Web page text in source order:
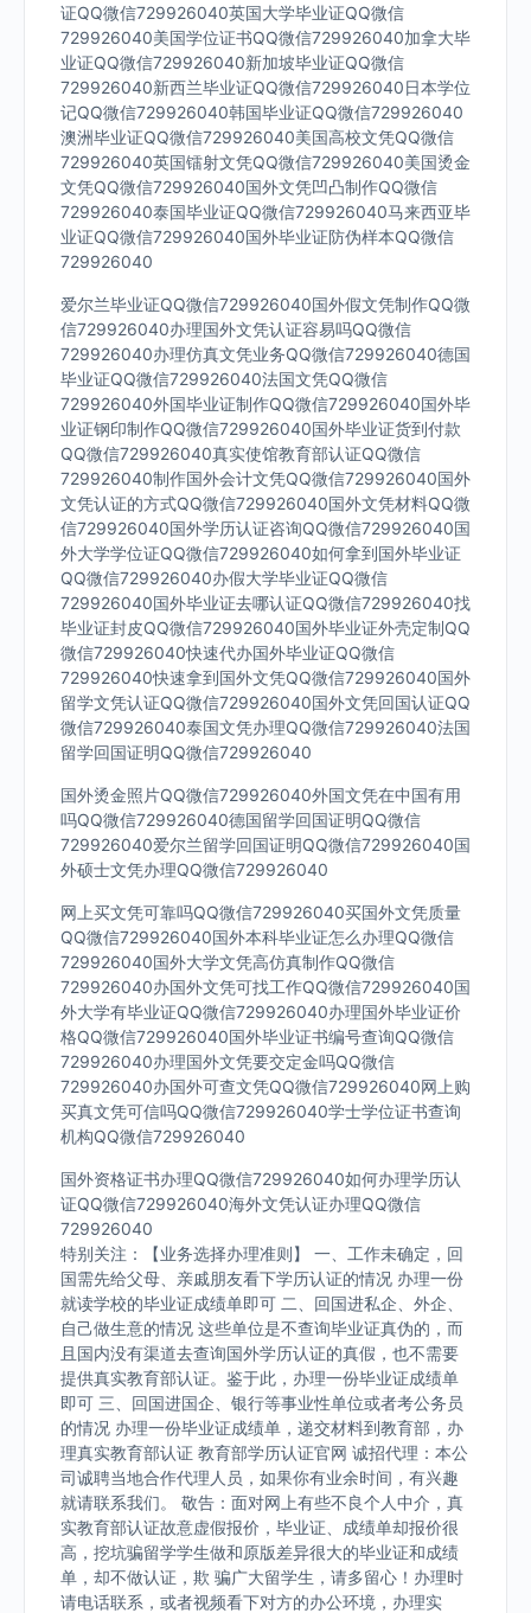
证QQ微信729926040英国大学毕业证QQ微信
729926040美国学位证书QQ微信729926040加拿大毕
业证QQ微信729926040新加坡毕业证QQ微信
729926040新西兰毕业证QQ微信729926040日本学位
记QQ微信729926040韩国毕业证QQ微信729926040
澳洲毕业证QQ微信729926040美国高校文凭QQ微信
729926040英国镭射文凭QQ微信729926040美国烫金
文凭QQ微信729926040国外文凭凹凸制作QQ微信
729926040泰国毕业证QQ微信729926040马来西亚毕
业证QQ微信729926040国外毕业证防伪样本QQ微信
729926040
爱尔兰毕业证QQ微信729926040国外假文凭制作QQ微
信729926040办理国外文凭认证容易吗QQ微信
729926040办理仿真文凭业务QQ微信729926040德国
毕业证QQ微信729926040法国文凭QQ微信
729926040外国毕业证制作QQ微信729926040国外毕
业证钢印制作QQ微信729926040国外毕业证货到付款
QQ微信729926040真实使馆教育部认证QQ微信
729926040制作国外会计文凭QQ微信729926040国外
文凭认证的方式QQ微信729926040国外文凭材料QQ微
信729926040国外学历认证咨询QQ微信729926040国
外大学学位证QQ微信729926040如何拿到国外毕业证
QQ微信729926040办假大学毕业证QQ微信
729926040国外毕业证去哪认证QQ微信729926040找
毕业证封皮QQ微信729926040国外毕业证外壳定制QQ
微信729926040快速代办国外毕业证QQ微信
729926040快速拿到国外文凭QQ微信729926040国外
留学文凭认证QQ微信729926040国外文凭回国认证QQ
微信729926040泰国文凭办理QQ微信729926040法国
留学回国证明QQ微信729926040
国外烫金照片QQ微信729926040外国文凭在中国有用
吗QQ微信729926040德国留学回国证明QQ微信
729926040爱尔兰留学回国证明QQ微信729926040国
外硕士文凭办理QQ微信729926040
网上买文凭可靠吗QQ微信729926040买国外文凭质量
QQ微信729926040国外本科毕业证怎么办理QQ微信
729926040国外大学文凭高仿真制作QQ微信
729926040办国外文凭可找工作QQ微信729926040国
外大学有毕业证QQ微信729926040办理国外毕业证价
格QQ微信729926040国外毕业证书编号查询QQ微信
729926040办理国外文凭要交定金吗QQ微信
729926040办国外可查文凭QQ微信729926040网上购
买真文凭可信吗QQ微信729926040学士学位证书查询
机构QQ微信729926040
国外资格证书办理QQ微信729926040如何办理学历认
证QQ微信729926040海外文凭认证办理QQ微信
729926040
特别关注：【业务选择办理准则】 一、工作未确定，回
国需先给父母、亲戚朋友看下学历认证的情况 办理一份
就读学校的毕业证成绩单即可 二、回国进私企、外企、
自己做生意的情况 这些单位是不查询毕业证真伪的，而
且国内没有渠道去查询国外学历认证的真假，也不需要
提供真实教育部认证。鉴于此，办理一份毕业证成绩单
即可 三、回国进国企、银行等事业性单位或者考公务员
的情况 办理一份毕业证成绩单，递交材料到教育部，办
理真实教育部认证 教育部学历认证官网 诚招代理：本公
司诚聘当地合作代理人员，如果你有业余时间，有兴趣
就请联系我们。 敬告：面对网上有些不良个人中介，真
实教育部认证故意虚假报价，毕业证、成绩单却报价很
高，挖坑骗留学学生做和原版差异很大的毕业证和成绩
单，却不做认证，欺 骗广大留学生，请多留心！办理时
请电话联系，或者视频看下对方的办公环境，办理实